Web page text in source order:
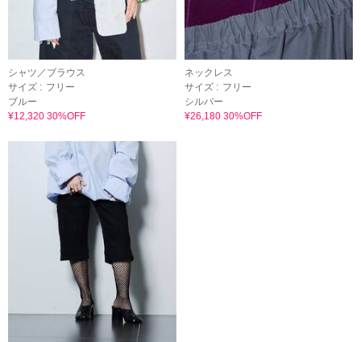
シャツ／ブラウス
サイズ : フリー
ブルー
¥12,320 30%OFF
ネックレス
サイズ : フリー
シルバー
¥26,180 30%OFF